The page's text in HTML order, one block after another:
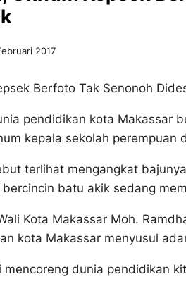
2017
Berfoto Tak Senonoh
pendidikan kota Makassar
kepala sekolah perempuan
terlihat mengangkat
batu akik sedang
Kota Makassar Moh.
kota Makassar menyusul
mencoreng dunia pendidikan